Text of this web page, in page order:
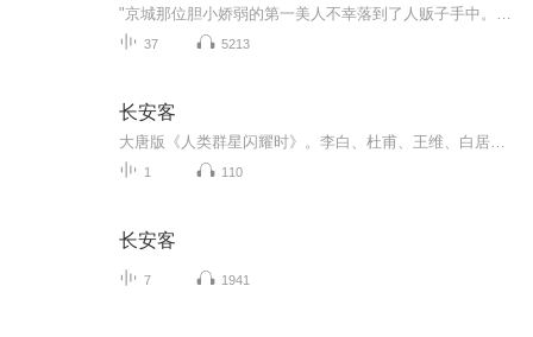
37 5213
长安客
1 110
长安客
7 1941